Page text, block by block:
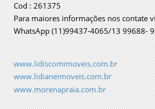
Cod : 261375
Para maiores informações nos contate
WhatsApp (11)99437-4065/13 99688-
www.lidiscomimoveis.com.br
www.lidianeimoveis.com.br
www.morenapraia.com.br